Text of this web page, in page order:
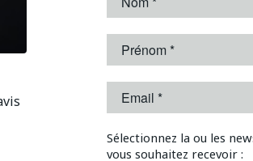
Sélectionnez la ou les
vous souhaitez recevoir :